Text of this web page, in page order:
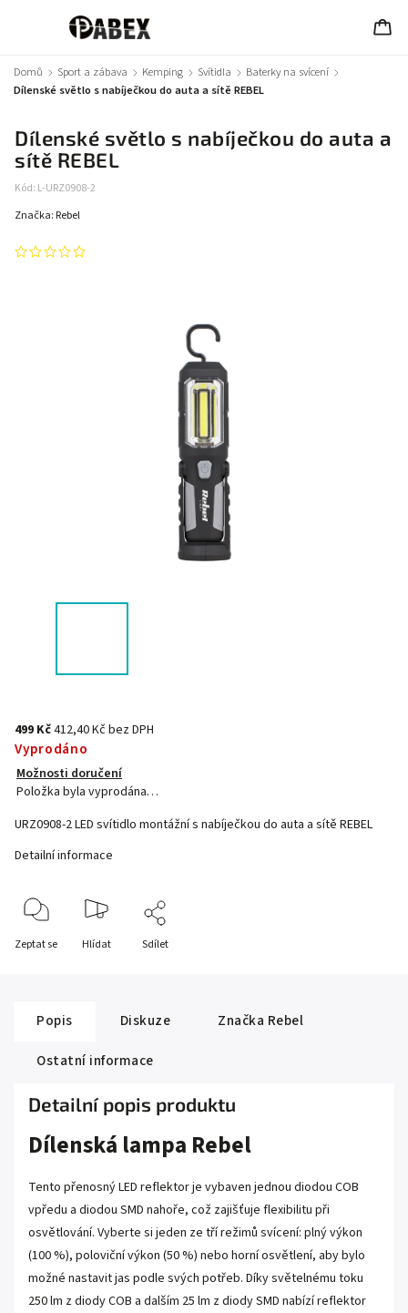
Domů / Sport a zábava / Kemping / Svítidla / Baterky na svícení /
Dílenské světlo s nabíječkou do auta a sítě REBEL
Dílenské světlo s nabíječkou do auta a
sítě REBEL
Kód: L-URZ0908-2
Značka: Rebel
499 Kč412,40 Kč bez DPH
Vyprodáno
Možnosti doručení
Položka byla vyprodána…
URZ0908-2 LED svítidlo montážní s nabíječkou do auta a sítě REBEL
Detailní informace
Zeptat se Hlídat Sdílet
Popis Diskuze Značka Rebel
Ostatní informace
Detailní popis produktu
Dílenská lampa Rebel
Tento přenosný LED reflektor je vybaven jednou diodou COB
vpředu a diodou SMD nahoře, což zajišťuje flexibilitu při
osvětlování. Vyberte si jeden ze tří režimů svícení: plný výkon
(100 %), poloviční výkon (50 %) nebo horní osvětlení, aby bylo
možné nastavit jas podle svých potřeb. Díky světelnému toku
250 lm z diody COB a dalším 25 lm z diody SMD nabízí reflektor